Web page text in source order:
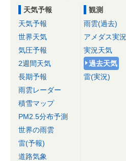
天気予報
天気予報
世界天気
気圧予報
2週間天気
長期予報
雨雲レーダー
積雪マップ
PM2.5分布予測
世界の雨雲
雷(予報)
道路気象
観測
雨雲(過去)
アメダス実況
実況天気
過去天気
雷(実況)